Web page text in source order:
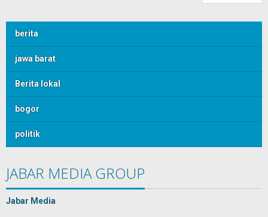
berita
jawa barat
Berita lokal
bogor
politik
JABAR MEDIA GROUP
Jabar Media